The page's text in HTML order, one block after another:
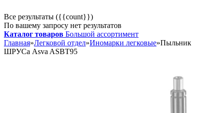
Все результаты ({{count}})
По вашему запросу нет результатов
Каталог товаров Большой ассортимент
Главная»Легковой отдел»Иномарки легковые»Пыльник
ШРУСа Asva ASBT95